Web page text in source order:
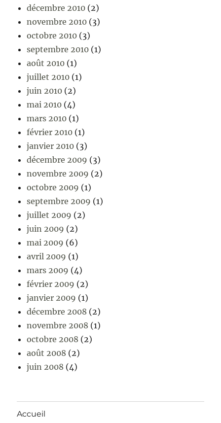
décembre 2010 (2)
novembre 2010 (3)
octobre 2010 (3)
septembre 2010 (1)
août 2010 (1)
juillet 2010 (1)
juin 2010 (2)
mai 2010 (4)
mars 2010 (1)
février 2010 (1)
janvier 2010 (3)
décembre 2009 (3)
novembre 2009 (2)
octobre 2009 (1)
septembre 2009 (1)
juillet 2009 (2)
juin 2009 (2)
mai 2009 (6)
avril 2009 (1)
mars 2009 (4)
février 2009 (2)
janvier 2009 (1)
décembre 2008 (2)
novembre 2008 (1)
octobre 2008 (2)
août 2008 (2)
juin 2008 (4)
Accueil